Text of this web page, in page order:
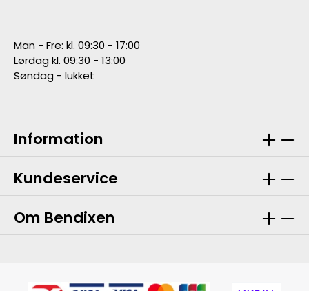
Man - Fre: kl. 09:30 - 17:00
Lørdag kl. 09:30 - 13:00
Søndag - lukket
Information
Kundeservice
Om Bendixen